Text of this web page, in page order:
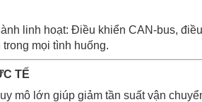
linh hoạt: Điều khiển CAN-bus,
mọi tình huống.
TẾ
mô lớn giúp giảm tần suất vận